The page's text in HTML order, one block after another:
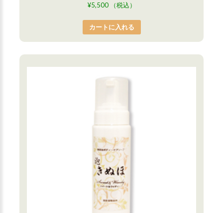
¥5,500 （税込）
カートに入れる